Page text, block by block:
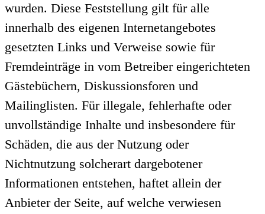
wurden. Diese Feststellung gilt für alle
innerhalb des eigenen Internetangebotes
gesetzten Links und Verweise sowie für
Fremdeinträge in vom Betreiber eingerichteten
Gästebüchern, Diskussionsforen und
Mailinglisten. Für illegale, fehlerhafte oder
unvollständige Inhalte und insbesondere für
Schäden, die aus der Nutzung oder
Nichtnutzung solcherart dargebotener
Informationen entstehen, haftet allein der
Anbieter der Seite, auf welche verwiesen